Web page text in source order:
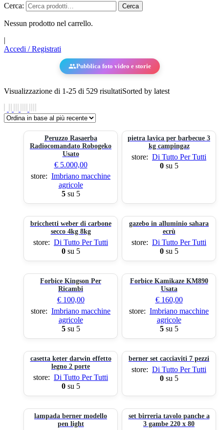
Cerca: Cerca
Nessun prodotto nel carrello.
|
Accedi / Registrati
Pubblica foto video e storie
Visualizzazione di 1-25 di 529 risultatiSorted by latest
Peruzzo Rasaerba
Radiocomandato Robogeko
Usato
€5.000,00
store: Imbriano macchine
agricole
5su 5
pietra lavica per barbecue 3
kg campingaz
store: Di Tutto Per Tutti
0su 5
bricchetti weber di carbone
secco 4kg 8kg
store: Di Tutto Per Tutti
0su 5
gazebo in alluminio sahara
ecrù
store: Di Tutto Per Tutti
0su 5
Forbice Kingson Per
Ricambi
€100,00
store: Imbriano macchine
agricole
5su 5
Forbice Kamikaze KM890
Usata
€160,00
store: Imbriano macchine
agricole
5su 5
casetta keter darwin effetto
legno 2 porte
store: Di Tutto Per Tutti
0su 5
berner set cacciaviti 7 pezzi
store: Di Tutto Per Tutti
0su 5
lampada berner modello
pen light
set birreria tavolo panche a
3 gambe 220 x 80